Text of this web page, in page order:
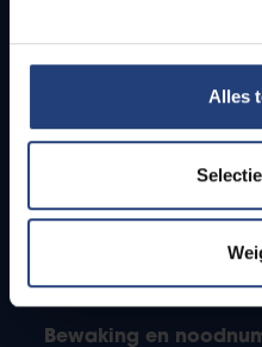
Alles
Studenten
PhD-studenten
Leerkrachten en
Bewaking en